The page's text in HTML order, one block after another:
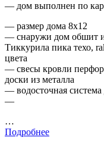
— дом выполнен по
— размер дома 8х12
— снаружи дом обшит
Тиккурила пика техо,
цвета
— свесы кровли
доски из металла
— водосточная система
—
…
Подробнее